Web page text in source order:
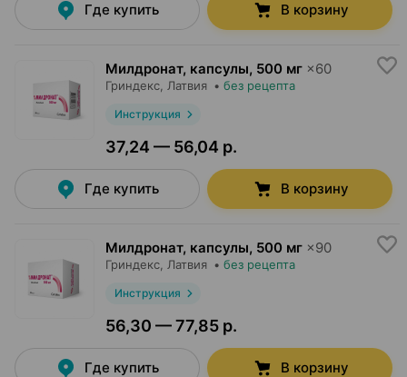
Где купить В корзину
Милдронат, капсулы, 500 мг ×60
Гриндекс , Латвия • без рецепта
Инструкция
37,24 — 56,04 р.
Где купить В корзину
Милдронат, капсулы, 500 мг ×90
Гриндекс , Латвия • без рецепта
Инструкция
56,30 — 77,85 р.
Где купить В корзину